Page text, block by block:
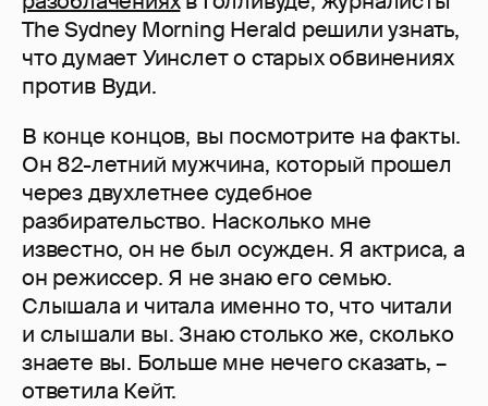
The Sydney Morning Herald решили узнать,
что думает Уинслет о старых обвинениях
против Вуди.
В конце концов, вы посмотрите на факты.
Он 82-летний мужчина, который прошел
через двухлетнее судебное
разбирательство. Насколько мне
известно, он не был осужден. Я актриса, а
он режиссер. Я не знаю его семью.
Слышала и читала именно то, что читали
и слышали вы. Знаю столько же, сколько
знаете вы. Больше мне нечего сказать, –
ответила Кейт.